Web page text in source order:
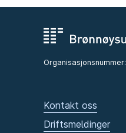
Organisasjonsnummer:
Kontakt oss
Driftsmeldinger